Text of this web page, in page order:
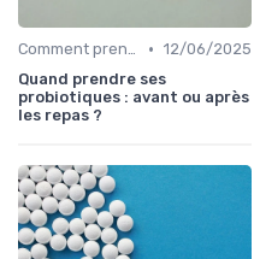
Comment prendre des probiotiques • 12/06/2025
Quand prendre ses
probiotiques : avant ou après
les repas ?